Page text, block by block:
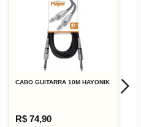
CABO GUITARRA 10M HAYONIK
R$ 74,90